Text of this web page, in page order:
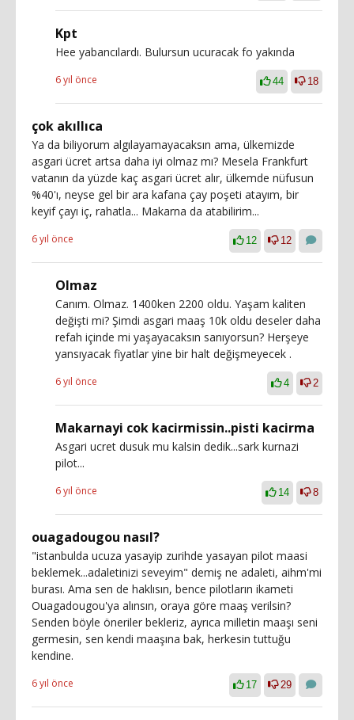
Kpt
Hee yabancılardı. Bulursun ucuracak fo yakında
6 yıl önce 44 18
çok akıllıca
Ya da biliyorum algılayamayacaksın ama, ülkemizde
asgari ücret artsa daha iyi olmaz mı? Mesela Frankfurt
vatanın da yüzde kaç asgari ücret alır, ülkemde nüfusun
%40'ı, neyse gel bir ara kafana çay poşeti atayım, bir
keyif çayı iç, rahatla... Makarna da atabilirim...
6 yıl önce 12 12
Olmaz
Canım. Olmaz. 1400ken 2200 oldu. Yaşam kaliten
değişti mi? Şimdi asgari maaş 10k oldu deseler daha
refah içinde mi yaşayacaksın sanıyorsun? Herşeye
yansıyacak fiyatlar yine bir halt değişmeyecek .
6 yıl önce 4 2
Makarnayi cok kacirmissin..pisti kacirma
Asgari ucret dusuk mu kalsin dedik...sark kurnazi
pilot...
6 yıl önce 14 8
ouagadougou nasıl?
"istanbulda ucuza yasayip zurihde yasayan pilot maasi
beklemek...adaletinizi seveyim" demiş ne adaleti, aihm'mi
burası. Ama sen de haklısın, bence pilotların ikameti
Ouagadougou'ya alınsın, oraya göre maaş verilsin?
Senden böyle öneriler bekleriz, ayrıca milletin maaşı seni
germesin, sen kendi maaşına bak, herkesin tuttuğu
kendine.
6 yıl önce 17 29